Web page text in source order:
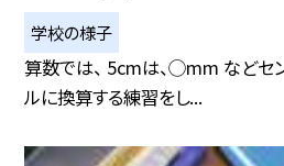
学校の様子
算数では、 5cmは、◯mm などセ
ルに換算する練習をし...